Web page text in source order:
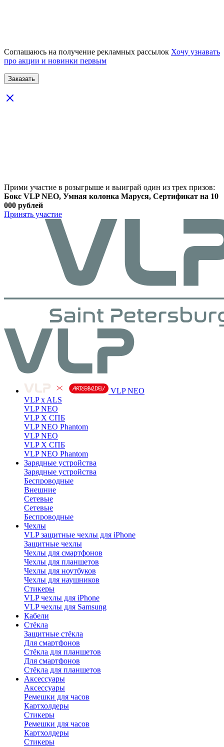
Соглашаюсь на получение рекламных рассылок Хочу узнавать
про акции и новинки первым
Прими участие в розыгрыше и выиграй один из трех призов:
Бокс VLP NEO, Умная колонка Маруся, Сертификат на 10
000 рублей
Принять участие
VLP NEO
VLP x ALS
VLP NEO
VLP X СПБ
VLP NEO Phantom
VLP NEO
VLP X СПБ
VLP NEO Phantom
Зарядные устройства
Зарядные устройства
Беспроводные
Внешние
Сетевые
Сетевые
Беспроводные
Чехлы
VLP защитные чехлы для iPhone
Защитные чехлы
Чехлы для смартфонов
Чехлы для планшетов
Чехлы для ноутбуков
Чехлы для наушников
Стикеры
VLP чехлы для iPhone
VLP чехлы для Samsung
Кабели
Стёкла
Защитные стёкла
Для смартфонов
Стёкла для планшетов
Для смартфонов
Стёкла для планшетов
Аксессуары
Аксессуары
Ремешки для часов
Картхолдеры
Стикеры
Ремешки для часов
Картхолдеры
Стикеры